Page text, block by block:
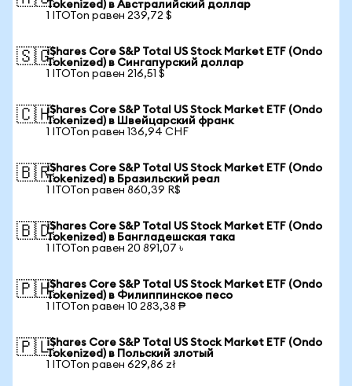
Tokenized) в Австралийский доллар
1 ITOTon равен 239,72 $
🇸🇬iShares Core S&P Total US Stock Market ETF (Ondo
Tokenized) в Сингапурский доллар
1 ITOTon равен 216,51 $
🇨🇭iShares Core S&P Total US Stock Market ETF (Ondo
Tokenized) в Швейцарский франк
1 ITOTon равен 136,94 CHF
🇧🇷iShares Core S&P Total US Stock Market ETF (Ondo
Tokenized) в Бразильский реал
1 ITOTon равен 860,39 R$
🇧🇩iShares Core S&P Total US Stock Market ETF (Ondo
Tokenized) в Бангладешская така
1 ITOTon равен 20 891,07 ৳
🇵🇭iShares Core S&P Total US Stock Market ETF (Ondo
Tokenized) в Филиппинское песо
1 ITOTon равен 10 283,38 ₱
🇵🇱iShares Core S&P Total US Stock Market ETF (Ondo
Tokenized) в Польский злотый
1 ITOTon равен 629,86 zł